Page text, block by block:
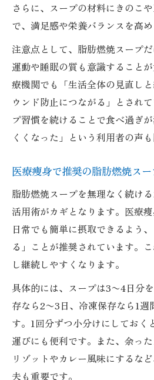
さらに、スープの材料にきのこ
で、満足感や栄養バランスを高め
注意点として、脂肪燃焼スープ
運動や睡眠の質も意識すること
療機関でも「生活全体の見直し
ウンド防止につながる」とされ
プ習慣を続けることで食べ過ぎ
くくなった」という利用者の声も
医療痩身で推奨の脂肪燃焼ス
脂肪燃焼スープを無理なく続け
活用術がカギとなります。医療
日常でも簡単に摂取できるよう
る」ことが推奨されています。
し継続しやすくなります。
具体的には、スープは3〜4日分
存なら2〜3日、冷凍保存なら1週
す。1回分ずつ小分けにしておく
運びにも便利です。また、余っ
リゾットやカレー風味にするな
夫も重要です。